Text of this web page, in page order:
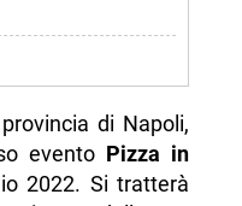
di Napoli,
evento Pizza in
2022. Si tratterà